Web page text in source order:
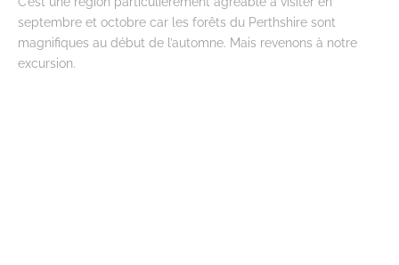
septembre et octobre car les forêts du Perthshire sont
magnifiques au début de l’automne. Mais revenons à notre
excursion.